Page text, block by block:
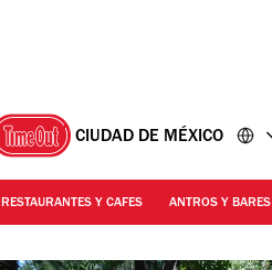
CIUDAD DE MÉXICO
RESTAURANTES Y CAFES ANTROS Y BARES